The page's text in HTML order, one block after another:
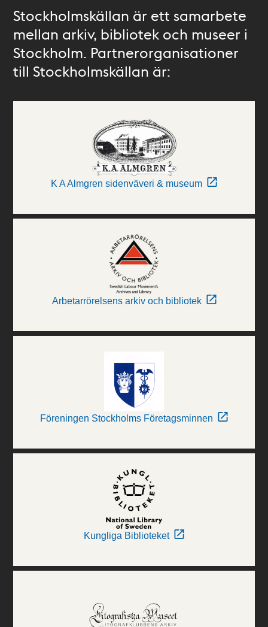
Stockholmskällan är ett samarbete
mellan arkiv, bibliotek och museer i
Stockholm. Partnerorganisationer
till Stockholmskällan är:
K A Almgren sidenväveri & museum
Arbetarrörelsens arkiv och bibliotek
Föreningen Stockholms Företagsminnen
Kungliga Biblioteket